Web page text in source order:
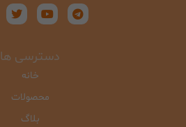
دسترسی ها
خانه
محصولات
بلاگ